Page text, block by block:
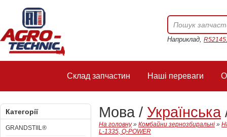
Наприклад,
Склад запчастин Наші переваги
Категорії
GRANDSTIIL®
Мова / Українська
На головну» Комбайни зернозбиральні »
L-1335, Q-POWER